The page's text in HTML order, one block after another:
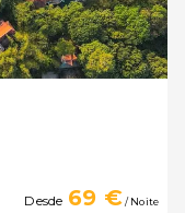
Desde 69 €/ Noite